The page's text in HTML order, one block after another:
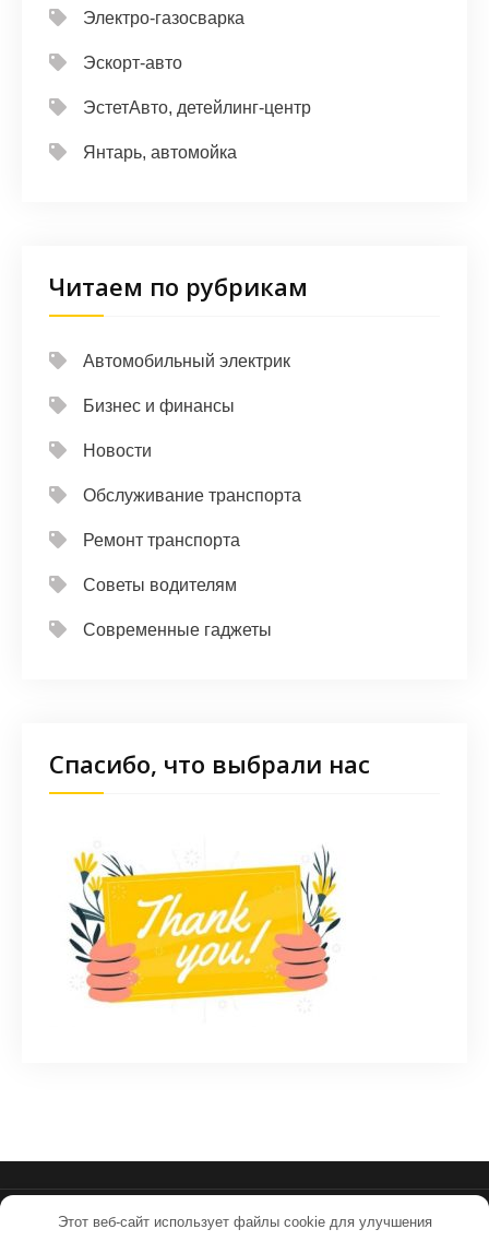
Электро-газосварка
Эскорт-авто
ЭстетАвто, детейлинг-центр
Янтарь, автомойка
Читаем по рубрикам
Автомобильный электрик
Бизнес и финансы
Новости
Обслуживание транспорта
Ремонт транспорта
Советы водителям
Современные гаджеты
Спасибо, что выбрали нас
sovpilots.ru - Работает на WordPress
Этот веб-сайт использует файлы cookie для улучшения